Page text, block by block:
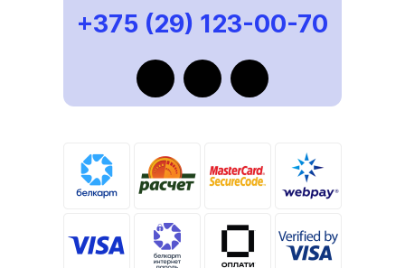
+375 (29) 123-00-70